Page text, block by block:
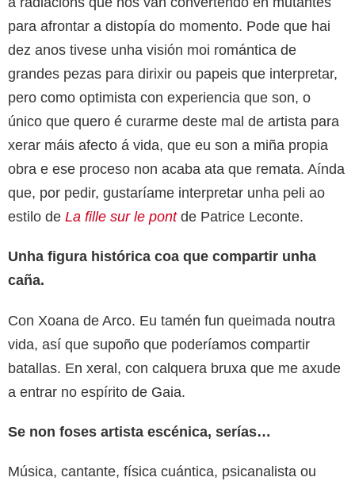
para afrontar a distopía do momento. Pode que hai
dez anos tivese unha visión moi romántica de
grandes pezas para dirixir ou papeis que interpretar,
pero como optimista con experiencia que son, o
único que quero é curarme deste mal de artista para
xerar máis afecto á vida, que eu son a miña propia
obra e ese proceso non acaba ata que remata. Aínda
que, por pedir, gustaríame interpretar unha peli ao
estilo de La fille sur le pontde Patrice Leconte.
Unha figura histórica coa que compartir unha
caña.
Con Xoana de Arco. Eu tamén fun queimada noutra
vida, así que supoño que poderíamos compartir
batallas. En xeral, con calquera bruxa que me axude
a entrar no espírito de Gaia.
Se non foses artista escénica, serías…
Música, cantante, física cuántica, psicanalista ou